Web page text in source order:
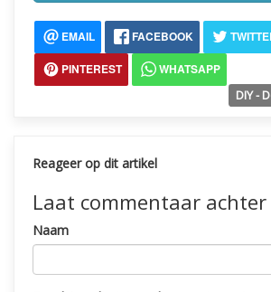
EMAIL FACEBOOK
PINTEREST
WHATSAPP
DIY -
Reageer op dit artikel
Laat commentaar achter
Naam